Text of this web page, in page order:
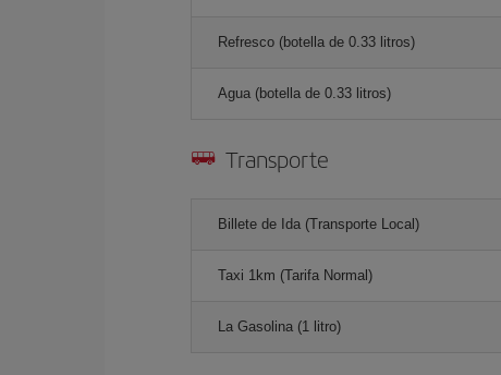
Refresco (botella de 0.33 litros)
Agua (botella de 0.33 litros)
Transporte
Billete de Ida (Transporte Local)
Taxi 1km (Tarifa Normal)
La Gasolina (1 litro)